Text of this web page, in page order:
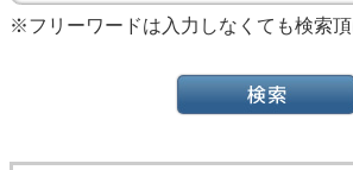
※フリーワードは入力しなくても検索頂